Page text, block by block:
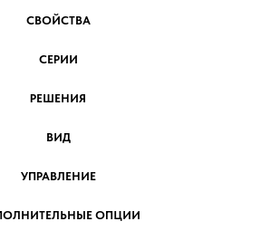
СВОЙСТВА
СЕРИИ
РЕШЕНИЯ
ВИД
УПРАВЛЕНИЕ
ОПЦИИ